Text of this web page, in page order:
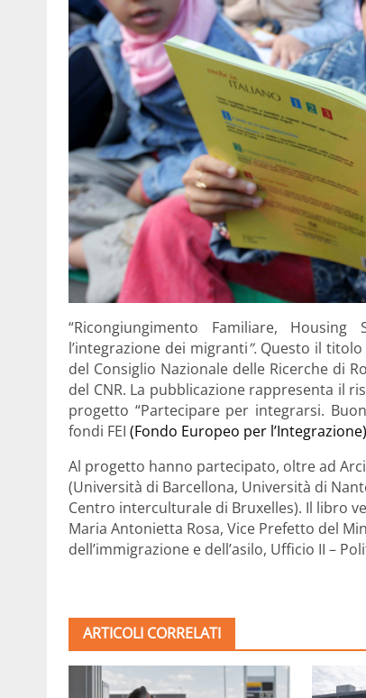
“Ricongiungimento Familiare,
l’integrazione dei migranti”. Questo il titolo
del Consiglio Nazionale delle Ricerche di
del CNR. La pubblicazione rappresenta il
progetto “Partecipare per integrarsi.
fondi FEI (Fondo Europeo per
Al progetto hanno partecipato, oltre ad Arci
(Università di Barcellona, Università di
Centro interculturale di Bruxelles). Il libro
Maria Antonietta Rosa, Vice Prefetto del
dell’immigrazione e dell’asilo, Ufficio II –
ARTICOLI CORRELATI